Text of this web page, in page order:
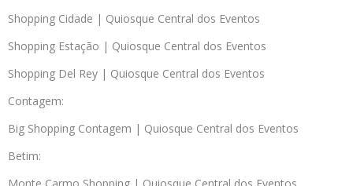
Shopping Cidade | Quiosque Central dos Eventos
Shopping Estação | Quiosque Central dos Eventos
Shopping Del Rey | Quiosque Central dos Eventos
Contagem:
Big Shopping Contagem | Quiosque Central dos Eventos
Betim: